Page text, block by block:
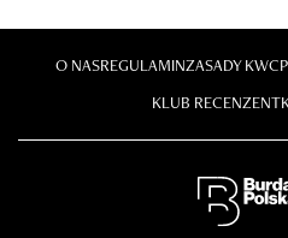
O NASREGULAMINZASADY KWC
KLUB